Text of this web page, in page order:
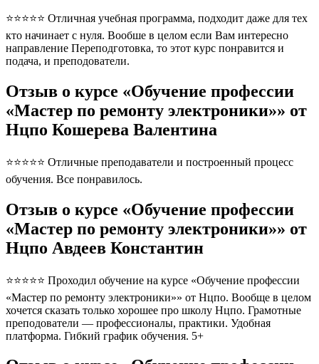
⭐⭐⭐⭐⭐ Отличная учебная программа, подходит даже для тех
кто начинает с нуля. Вообше в целом если Вам интересно
направление Переподготовка, то этот курс понравится и
подача, и преподователи.
Отзыв о курсе «Обучение профессии
«Мастер по ремонту электроники»» от
Нцпо Кошерева Валентина
⭐⭐⭐⭐⭐ Отличные преподаватели и построенный процесс
обучения. Все понравилось.
Отзыв о курсе «Обучение профессии
«Мастер по ремонту электроники»» от
Нцпо Авдеев Константин
⭐⭐⭐⭐⭐ Проходил обучение на курсе «Обучение профессии
«Мастер по ремонту электроники»» от Нцпо. Вообще в целом
хочется сказать только хорошее про школу Нцпо. Грамотные
преподователи — профессионалы, практики. Удобная
платформа. Гибкий график обучения. 5+